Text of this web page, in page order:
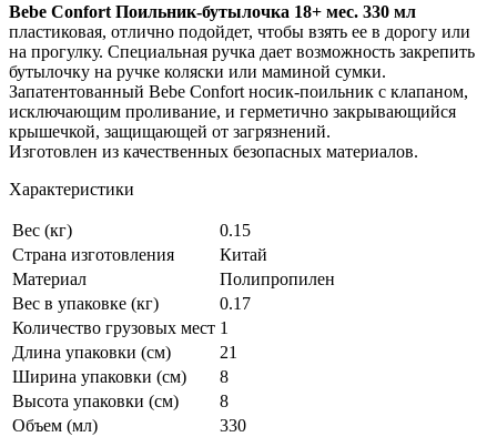
Bebe Confort Поильник-бутылочка 18+ мес. 330 мл
пластиковая, отлично подойдет, чтобы взять ее в дорогу или
на прогулку. Специальная ручка дает возможность закрепить
бутылочку на ручке коляски или маминой сумки.
Запатентованный Bebe Confort носик-поильник с клапаном,
исключающим проливание, и герметично закрывающийся
крышечкой, защищающей от загрязнений.
Изготовлен из качественных безопасных материалов.
Характеристики
Вес (кг)
0.15
Страна изготовления
Китай
Материал
Полипропилен
Вес в упаковке (кг)
0.17
Количество грузовых мест 1
Длина упаковки (см)
21
Ширина упаковки (см)
8
Высота упаковки (см)
8
Объем (мл)
330